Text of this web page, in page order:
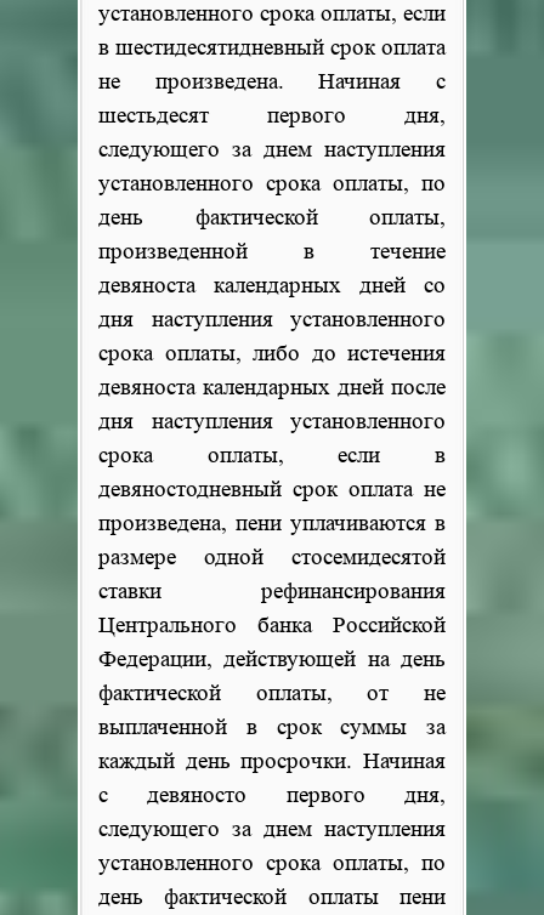
установленного срока оплаты, если
в шестидесятидневный срок оплата
не произведена. Начиная с
шестьдесят первого дня,
следующего за днем наступления
установленного срока оплаты, по
день фактической оплаты,
произведенной в течение
девяноста календарных дней со
дня наступления установленного
срока оплаты, либо до истечения
девяноста календарных дней после
дня наступления установленного
срока оплаты, если в
девяностодневный срок оплата не
произведена, пени уплачиваются в
размере одной стосемидесятой
ставки рефинансирования
Центрального банка Российской
Федерации, действующей на день
фактической оплаты, от не
выплаченной в срок суммы за
каждый день просрочки. Начиная
с девяносто первого дня,
следующего за днем наступления
установленного срока оплаты, по
день фактической оплаты пени